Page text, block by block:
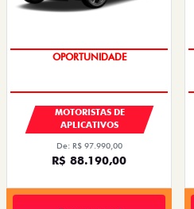
OPORTUNIDADE
MOTORISTAS DE
APLICATIVOS
De: R$ 97.990,00
R$ 88.190,00